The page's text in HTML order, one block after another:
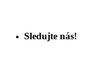
Sledujte nás!